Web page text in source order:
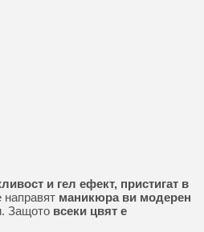
и гел ефект, пристигат в
маникюра ви модерен
Защотовсеки цвят е